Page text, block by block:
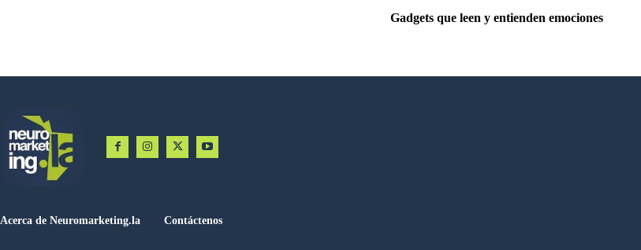
Gadgets que leen y entienden emociones
Acerca de Neuromarketing.la Contáctenos